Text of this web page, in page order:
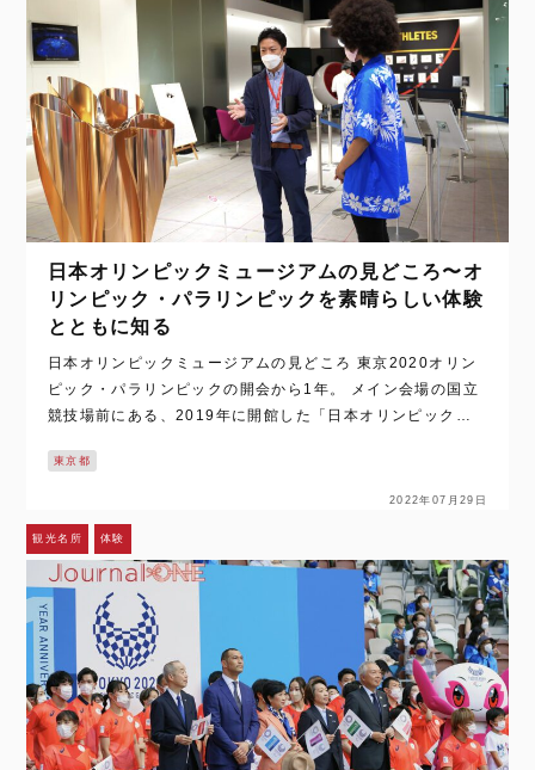
日本オリンピックミュージアムの見どころ〜オ
リンピック・パラリンピックを素晴らしい体験
とともに知る
日本オリンピックミュージアムの見どころ 東京2020オリン
ピック・パラリンピックの開会から1年。 メイン会場の国立
競技場前にある、2019年に開館した「日本オリンピックミ
た！ 「屋…
東京都
2022年07月29日
観光名所 体験